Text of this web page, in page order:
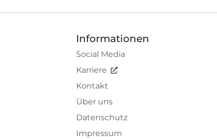
Informationen
Social Media
Karriere
Kontakt
Über uns
Datenschutz
Impressum